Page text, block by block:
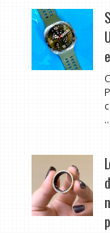
...